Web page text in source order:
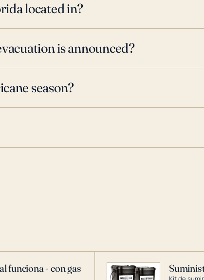
located in?
is announced?
season?
funciona - con gas